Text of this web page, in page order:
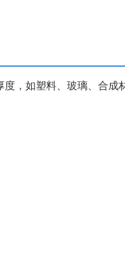
，如塑料、玻璃、合